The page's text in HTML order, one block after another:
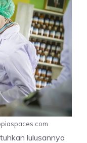
lulusannya